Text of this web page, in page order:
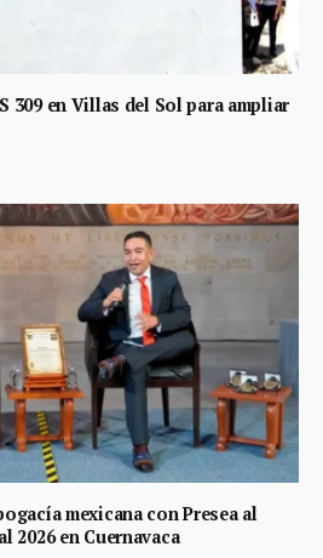
309 en Villas del Sol para ampliar
mexicana con Presea al
2026 en Cuernavaca